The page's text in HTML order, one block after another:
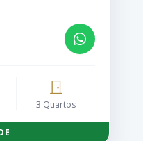
3 Quartos